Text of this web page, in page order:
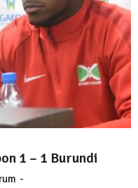
1 – 1 Burundi
-